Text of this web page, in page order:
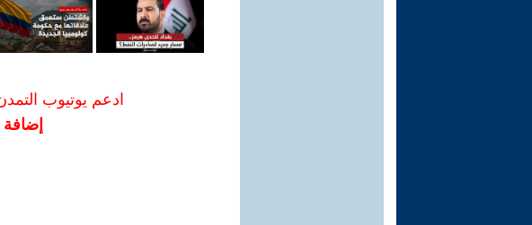
ادعم يوتيوب